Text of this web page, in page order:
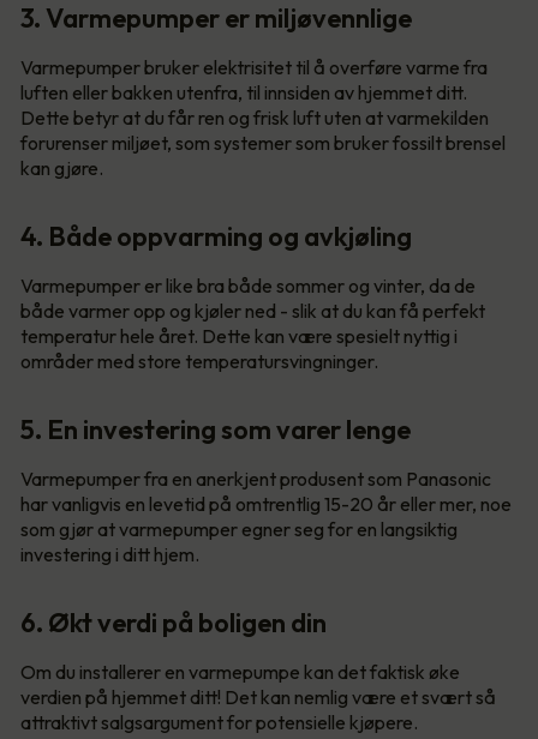
3. Varmepumper er miljøvennlige
Varmepumper bruker elektrisitet til å overføre varme fra
luften eller bakken utenfra, til innsiden av hjemmet ditt.
Dette betyr at du får ren og frisk luft uten at varmekilden
forurenser miljøet, som systemer som bruker fossilt brensel
kan gjøre.
4. Både oppvarming og avkjøling
Varmepumper er like bra både sommer og vinter, da de
både varmer opp og kjøler ned - slik at du kan få perfekt
temperatur hele året. Dette kan være spesielt nyttig i
områder med store temperatursvingninger.
5. En investering som varer lenge
Varmepumper fra en anerkjent produsent som Panasonic
har vanligvis en levetid på omtrentlig 15-20 år eller mer, noe
som gjør at varmepumper egner seg for en langsiktig
investering i ditt hjem.
6. Økt verdi på boligen din
Om du installerer en varmepumpe kan det faktisk øke
verdien på hjemmet ditt! Det kan nemlig være et svært så
attraktivt salgsargument for potensielle kjøpere.